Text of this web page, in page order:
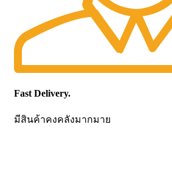
Fast Delivery.
มีสินค้าคงคลังมากมาย